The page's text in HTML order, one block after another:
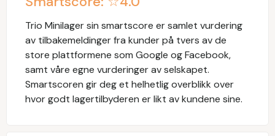
Trio Minilagersin smartscore er samlet vurdering
av tilbakemeldinger fra kunder på tvers av de
store plattformene som Google og Facebook,
samt våre egne vurderinger av selskapet.
Smartscoren gir deg et helhetlig overblikk over
hvor godt lagertilbyderen er likt av kundene sine.